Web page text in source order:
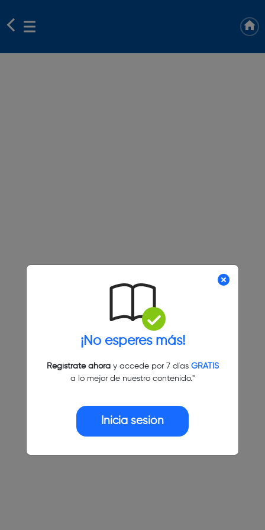
¡No esperes más!
Regístrate ahoray accede por 7 días GRATIS
a lo mejor de nuestro contenido."
Inicia sesión